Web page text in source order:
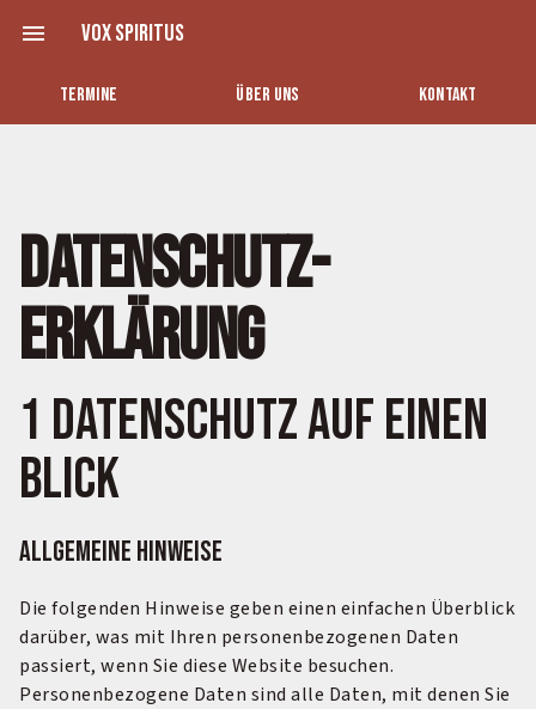
Inhalt
menu Vox Spiritus
TERMINE ÜBER UNS KONTAKT
Datenschutz­
erklärung
1 Datenschutz auf einen
Blick
Allgemeine Hinweise
Die folgenden Hinweise geben einen einfachen Überblick
darüber, was mit Ihren personenbezogenen Daten
passiert, wenn Sie diese Website besuchen.
Personenbezogene Daten sind alle Daten, mit denen Sie